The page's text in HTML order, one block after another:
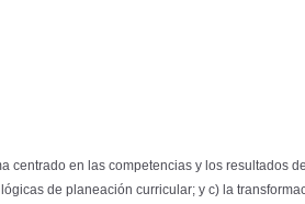
en las competencias y los resultados
de planeación curricular; y c) la